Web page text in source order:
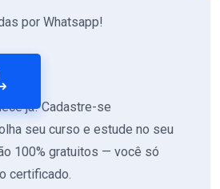
por Whatsapp!
já! Cadastre-se
seu curso e estude no seu
100% gratuitos — você só
certificado.